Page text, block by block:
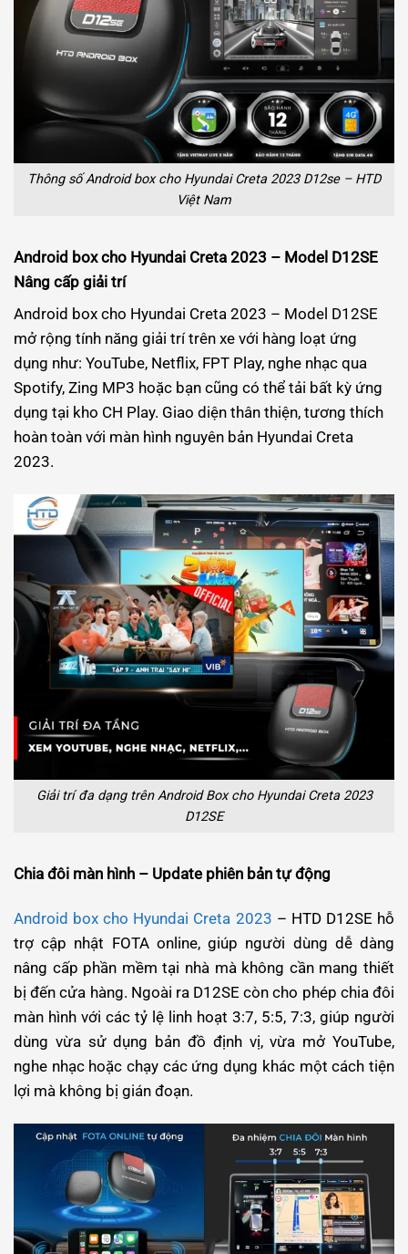
Thông số Android box cho Hyundai Creta 2023 D12se – HTD
Việt Nam
Android box cho Hyundai Creta 2023 – Model D12SE
Nâng cấp giải trí
Android box cho Hyundai Creta 2023 – Model D12SE
mở rộng tính năng giải trí trên xe với hàng loạt ứng
dụng như: YouTube, Netflix, FPT Play, nghe nhạc qua
Spotify, Zing MP3 hoặc bạn cũng có thể tải bất kỳ ứng
dụng tại kho CH Play. Giao diện thân thiện, tương thích
hoàn toàn với màn hình nguyên bản Hyundai Creta
2023.
Giải trí đa dạng trên Android Box cho Hyundai Creta 2023
D12SE
Chia đôi màn hình – Update phiên bản tự động
Android box cho Hyundai Creta 2023 – HTD D12SE hỗ
trợ cập nhật FOTA online, giúp người dùng dễ dàng
nâng cấp phần mềm tại nhà mà không cần mang thiết
bị đến cửa hàng. Ngoài ra D12SE còn cho phép chia đôi
màn hình với các tỷ lệ linh hoạt 3:7, 5:5, 7:3, giúp người
dùng vừa sử dụng bản đồ định vị, vừa mở YouTube,
nghe nhạc hoặc chạy các ứng dụng khác một cách tiện
lợi mà không bị gián đoạn.